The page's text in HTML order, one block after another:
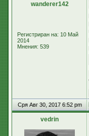
wanderer142
Регистриран на: 10 Май
2014
Мнения: 539
Сря Авг 30, 2017 6:52 pm
vedrin